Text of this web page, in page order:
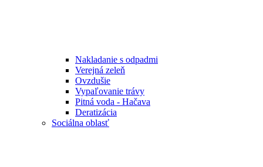
Nakladanie s odpadmi
Verejná zeleň
Ovzdušie
Vypaľovanie trávy
Pitná voda - Hačava
Deratizácia
Sociálna oblasť